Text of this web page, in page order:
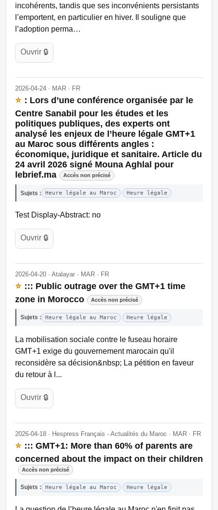
incohérents, tandis que ses inconvénients persistants
l’emportent, en particulier en hiver. Il souligne que
l’adoption perma…
Ouvrir 🔒
2026-04-24 · MAR · FR
⭐ : Lors d’une conférence organisée par le
Centre Sanabil pour les études et les
politiques publiques, des experts ont
analysé les enjeux de l’heure légale GMT+1
au Maroc sous différents angles :
économique, juridique et sanitaire. Article du
24 avril 2026 signé Mouna Aghlal pour
lebrief.ma
Accès non précisé
Sujets : Heure légale au Maroc Heure légale
Test Display-Abstract: no
Ouvrir 🔒
2026-04-20 · Atalayar · MAR · FR
⭐ ::: Public outrage over the GMT+1 time
zone in Morocco
Accès non précisé
Sujets : Heure légale au Maroc Heure légale
La mobilisation sociale contre le fuseau horaire
GMT+1 exige du gouvernement marocain qu'il
reconsidère sa décision&nbsp; La pétition en faveur
du retour à l...
Ouvrir 🔒
2026-04-18 · Hespress Français - Actualités du Maroc · MAR · FR
⭐ ::: GMT+1: More than 60% of parents are
concerned about the impact on their children
Accès non précisé
Sujets : Heure légale au Maroc Heure légale